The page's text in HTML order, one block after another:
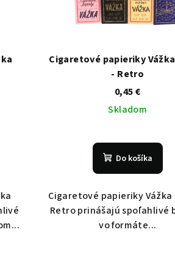
Cigaretové papieriky
- Retro
0,45 €
Skladom
Do košíka
Cigaretové papieriky Vážka
Retro prinášajú spoľahlivé
vo formáte...